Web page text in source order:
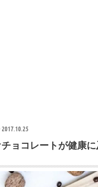
2017.10.25
ョコレートが健康